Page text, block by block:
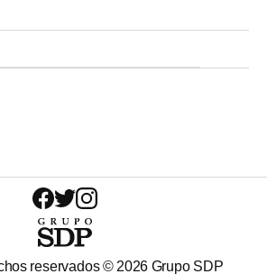
reservados © 2026 Grupo SDP